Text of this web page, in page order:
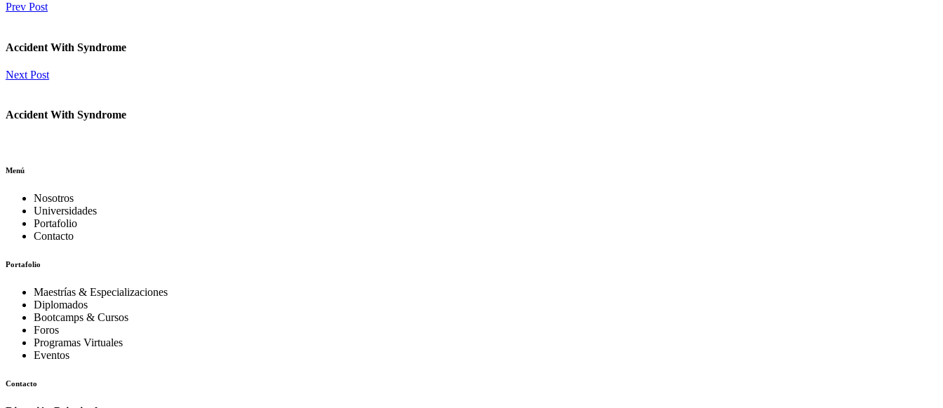
Prev Post
Accident With Syndrome
Next Post
Accident With Syndrome
Menú
Nosotros
Universidades
Portafolio
Contacto
Portafolio
Maestrías & Especializaciones
Diplomados
Bootcamps & Cursos
Foros
Programas Virtuales
Eventos
Contacto